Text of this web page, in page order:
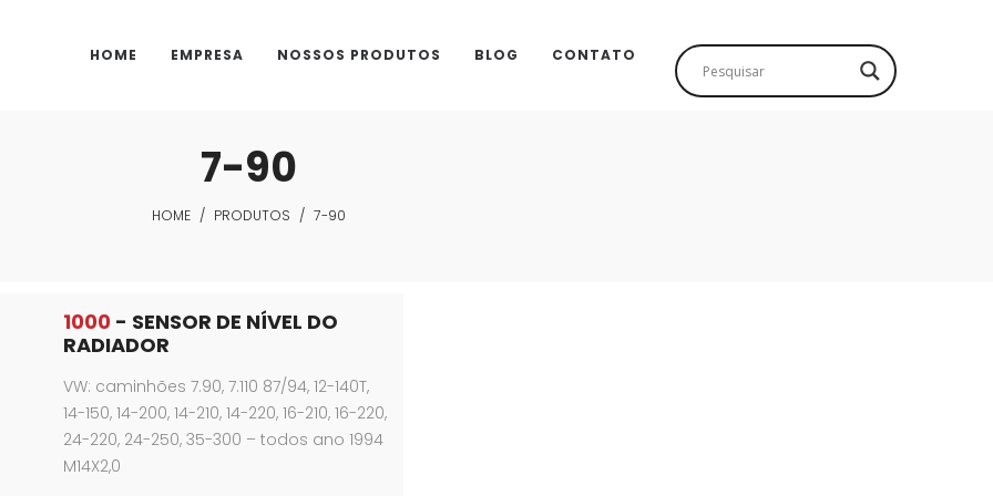
HOME EMPRESA NOSSOS PRODUTOS BLOG CONTATO
7-90
HOME / PRODUTOS / 7-90
1000 - SENSOR DE NÍVEL DO
RADIADOR
VW: caminhões 7.90, 7.110 87/94, 12-140T,
14-150, 14-200, 14-210, 14-220, 16-210, 16-220,
24-220, 24-250, 35-300 – todos ano 1994
M14X2,0